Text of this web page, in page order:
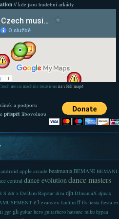
// kde jsou hudební arkády
music machine locations na větší mapě
a podporu
přispětlibovolnou
android apple arcade beatmania BEMANI BEMANI
central dance evolutiondance masters
S ddr x DefJam Rapstar diva djh DJmaniaX djmax
e3 evans ex fanfilm ff ffs fiesta fiesta ex
ggr gh guitar hero guitarhero hatsune miku hypaa